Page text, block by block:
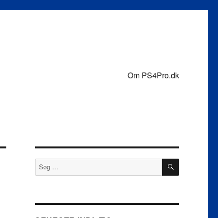
Om PS4Pro.dk
Søg
efter:
SØG